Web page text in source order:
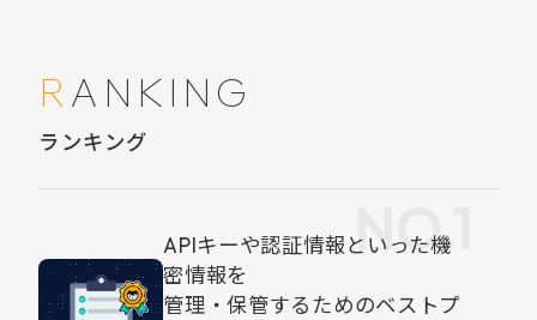
RANKING
ランキング
APIキーや認証情報といった機
密情報を
管理・保管するためのベストプ